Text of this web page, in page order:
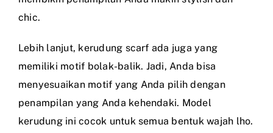
chic.
Lebih lanjut, kerudung scarf ada juga yang
memiliki motif bolak-balik. Jadi, Anda bisa
menyesuaikan motif yang Anda pilih dengan
penampilan yang Anda kehendaki. Model
kerudung ini cocok untuk semua bentuk wajah lho.